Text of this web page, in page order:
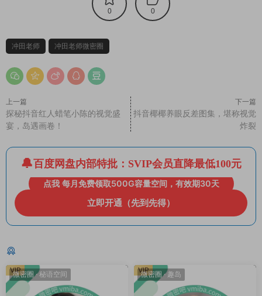
0 0
冲田老师 冲田老师微密圈
上一篇
探秘抖音红人蜡笔小陈的视觉盛
宴，岛遇画卷！
下一篇
抖音椰椰养眼反差图集，堪称视觉
炸裂
百度网盘内部特批：SVIP会员直降最低100元
点我 每月免费领取500G容量空间，有效期30天
立即开通（先到先得）
微密圈·秘语空间
VIP 微密圈·趣岛
VIP